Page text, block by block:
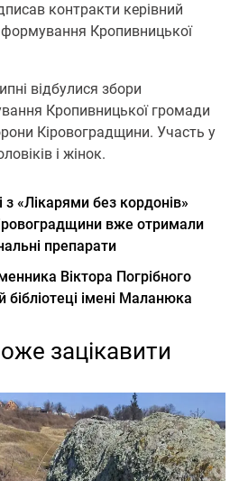
контракти керівний
Кропивницької
відбулися збори
Кропивницької громади
Кіровоградщини. Участь у
і жінок.
з «Лікарями без кордонів»
вже отримали
препарати
Віктора Погрібного
бібліотеці імені Маланюка
зацікавити